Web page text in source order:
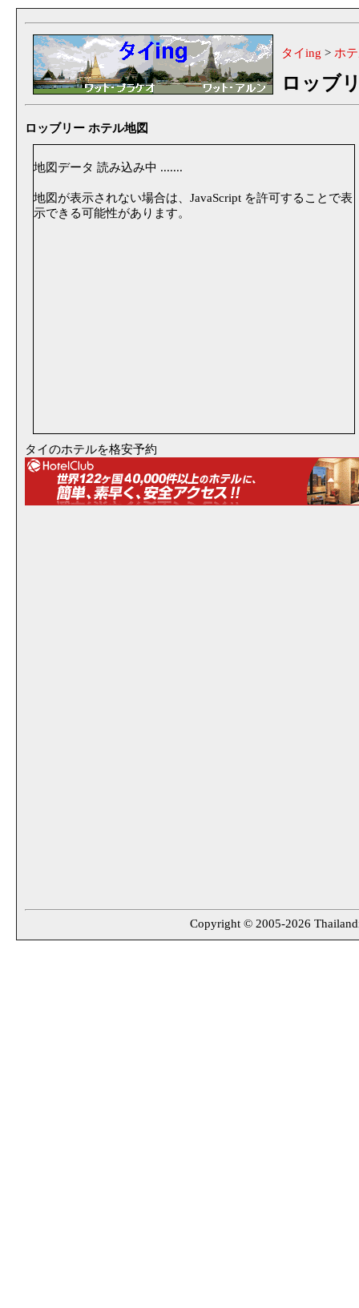
タイing > ホ
ロッブ
ロッブリー ホテル地図
地図データ 読み込み中 .......
地図が表示されない場合は、JavaScript を許可することで表
示できる可能性があります。
タイのホテルを格安予約
Copyright © 2005-2026